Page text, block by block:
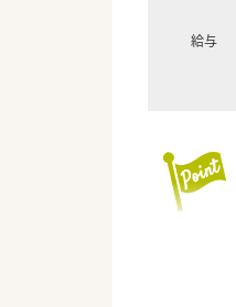
給与